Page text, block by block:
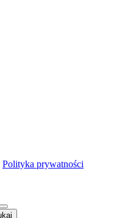
Polityka prywatności